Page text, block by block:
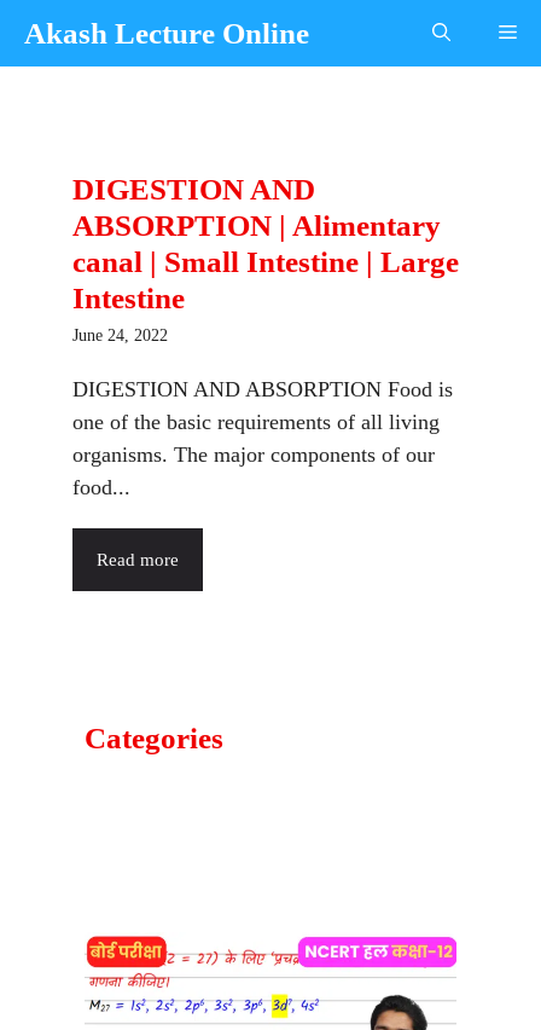
Akash Lecture Online
DIGESTION AND
ABSORPTION | Alimentary
canal | Small Intestine | Large
Intestine
June 24, 2022
DIGESTION AND ABSORPTION Food is
one of the basic requirements of all living
organisms. The major components of our
food...
Read more
Categories